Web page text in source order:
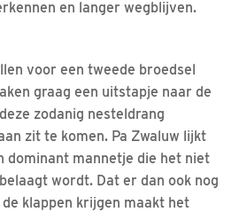
en langer wegblijven.
voor een tweede broedsel
graag een uitstapje naar de
zodanig nesteldrang
zit te komen. Pa Zwaluw lijkt
dominant mannetje die het niet
wordt. Dat er dan ook nog
klappen krijgen maakt het